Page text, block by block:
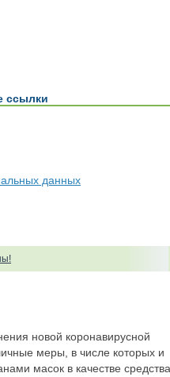
ссылки
новой коронавирусной
меры, в числе которых и
масок в качестве средства